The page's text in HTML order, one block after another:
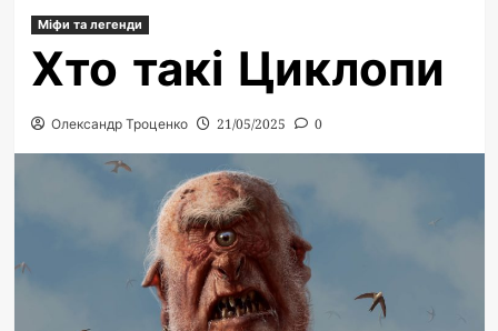
Міфи та легенди
Хто такі Циклопи
Олександр Троценко 21/05/2025 0